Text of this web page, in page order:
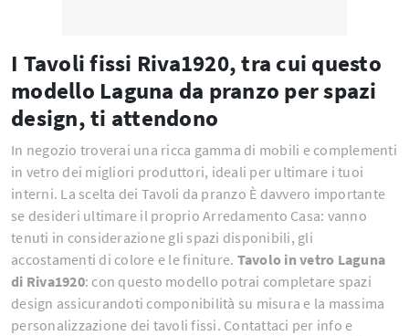
I Tavoli fissi Riva1920, tra cui questo
modello Laguna da pranzo per spazi
design, ti attendono
In negozio troverai una ricca gamma di mobili e complementi
in vetro dei migliori produttori, ideali per ultimare i tuoi
interni. La scelta dei Tavoli da pranzo È davvero importante
se desideri ultimare il proprio Arredamento Casa: vanno
tenuti in considerazione gli spazi disponibili, gli
accostamenti di colore e le finiture. Tavolo in vetro Laguna
di Riva1920: con questo modello potrai completare spazi
design assicurandoti componibilità su misura e la massima
personalizzazione dei tavoli fissi. Contattaci per info e